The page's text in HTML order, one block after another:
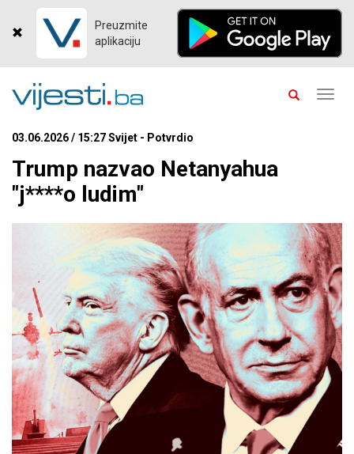
Preuzmite
aplikaciju
03.06.2026 / 15:27 Svijet - Potvrdio
Trump nazvao Netanyahua
"j****o ludim"